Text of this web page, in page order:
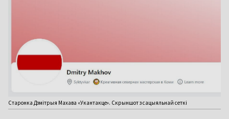
Старонка Дзмітрыя Махава «Укантакце». Скрыншот з сацыяльнай сеткі